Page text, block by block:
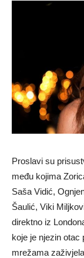
Proslavi su
među kojima
Saša Vidić,
Šaulić, Viki
direktno iz
koje je njezin otac
mrežama